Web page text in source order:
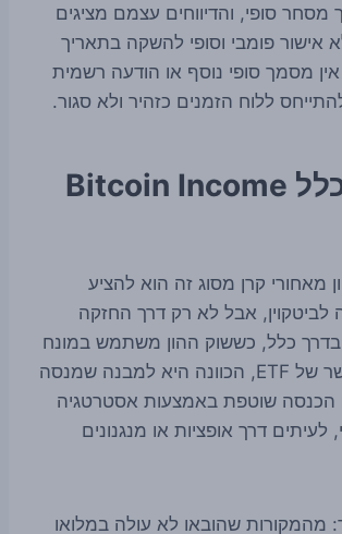
סופי, והדיווחים עצמם מציגים
אישור פומבי וסופי להשקה בתאריך
מסמך סופי נוסף או הודעה רשמית
ללוח הזמנים כזהיר ולא סגור.
מה זה בכלל Bitcoin Income
מאחורי קרן מסוג זה הוא להציע
לביטקוין, אבל לא רק דרך החזקה
כלל, כששוק ההון משתמש במונח
בהקשר של ETF, הכוונה היא למבנה שמנסה
הכנסה שוטפת באמצעות אסטרטגיה
לעיתים דרך אופציות או מנגנונים
מהמקורות שהובאו לא עולה במלואו